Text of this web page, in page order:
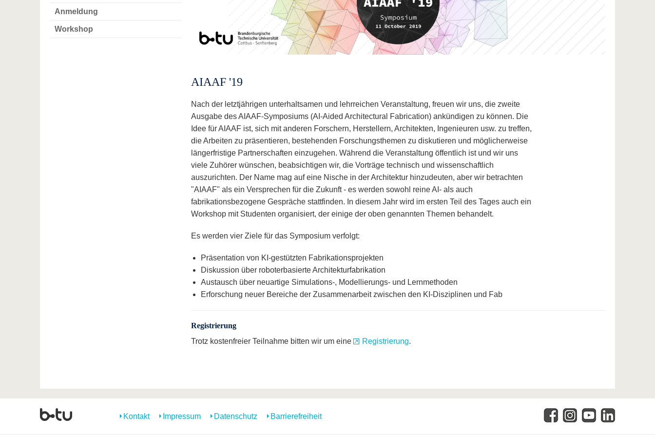
Anmeldung
Workshop
AIAAF '19
Nach der letztjährigen unterhaltsamen und lehrreichen Veranstaltung, freuen wir uns, die zweite
Ausgabe des AIAAF-Symposiums (AI-Aided Architectural Fabrication) ankündigen zu können. Die
Idee für AIAAF ist, sich mit anderen Forschern, Herstellern, Architekten, Ingenieuren usw. zu treffen,
die Arbeiten zu präsentieren, bestehenden Forschungsthemen zu diskutieren und möglicherweise
längerfristige Partnerschaften einzugehen. Während die Veranstaltung öffentlich ist und wir uns
viele Zuhörer wünschen, beabsichtigen wir, die Vorträge technisch und wissenschaftlich
auszurichten. Der Name mag auf eine Nische in der Architektur hinzudeuten, aber wir betrachten
"AIAAF" als ein Versprechen für die Zukunft - es werden sowohl reine AI- als auch
fabrikationsbezogene Gespräche stattfinden. In diesem Jahr wird im ersten Teil des Tages auch ein
Workshop mit Studenten organisiert, der einige der oben genannten Themen behandelt.
Es werden vier Ziele für das Symposium verfolgt:
Präsentation von KI-gestützten Fabrikationsprojekten
Diskussion über roboterbasierte Architekturfabrikation
Austausch über neuartige Simulations-, Modellierungs- und Lernmethoden
Erforschung neuer Bereiche der Zusammenarbeit zwischen den KI-Disziplinen und Fab
Registrierung
Trotz kostenfreier Teilnahme bitten wir um eine
Registrierung.
Kontakt Impressum Datenschutz Barrierefreiheit